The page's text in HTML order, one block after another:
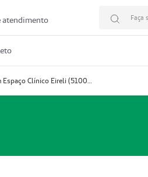
atendimento Faça
Prestador Mosaicum Espaço Clínico Eireli (51004355-5)